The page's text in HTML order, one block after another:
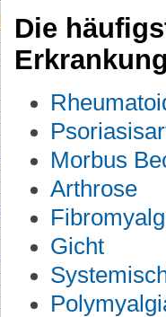
Die
Morbus
Arthrose
Gicht